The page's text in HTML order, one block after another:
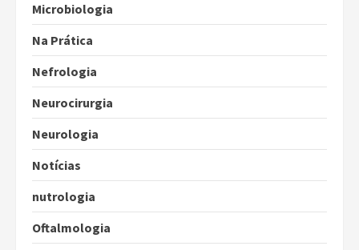
Microbiologia
Na Prática
Nefrologia
Neurocirurgia
Neurologia
Notícias
nutrologia
Oftalmologia